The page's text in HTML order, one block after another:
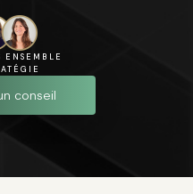
ENSEMBLE
conseil